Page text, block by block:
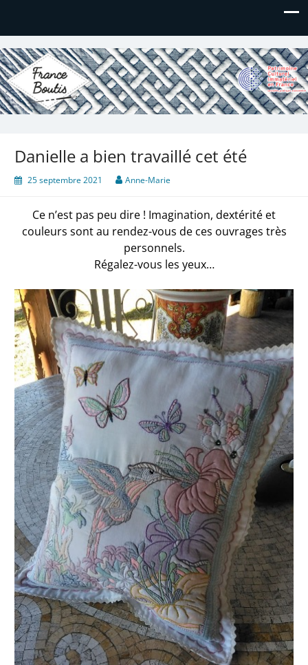
France Boutis
Le site de France Boutis
Danielle a bien travaillé cet été
25 septembre 2021 Anne-Marie
Ce n’est pas peu dire ! Imagination, dextérité et
couleurs sont au rendez-vous de ces ouvrages très
personnels.
Régalez-vous les yeux…